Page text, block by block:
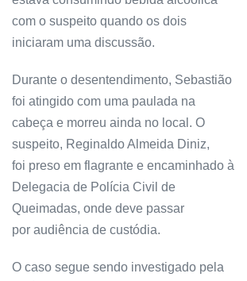
com o suspeito quando os dois
iniciaram uma discussão.
Durante o desentendimento, Sebastião
foi atingido com uma paulada na
cabeça e morreu ainda no local. O
suspeito, Reginaldo Almeida Diniz,
foi preso em flagrante e encaminhado à
Delegacia de Polícia Civil de
Queimadas, onde deve passar
por audiência de custódia.
O caso segue sendo investigado pela